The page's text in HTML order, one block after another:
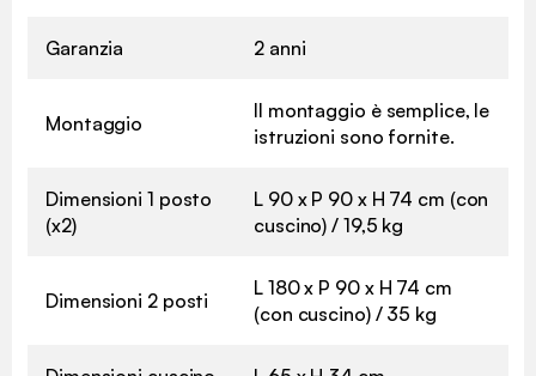
Garanzia 2 anni
Montaggio
Il montaggio è semplice, le
istruzioni sono fornite.
Dimensioni 1 posto
(x2)
L 90 x P 90 x H 74 cm (con
cuscino) / 19,5 kg
Dimensioni 2 posti
L 180 x P 90 x H 74 cm
(con cuscino) / 35 kg